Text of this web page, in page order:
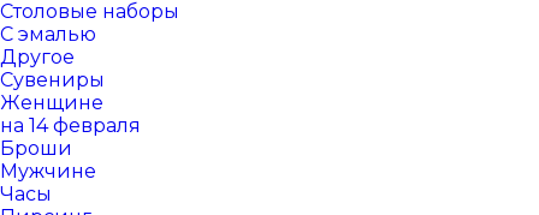
Столовые наборы
С эмалью
Другое
Сувениры
Женщине
на 14 февраля
Броши
Мужчине
Часы